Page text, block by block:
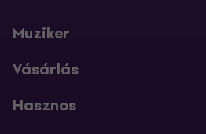
Muziker
Vásárlás
Hasznos